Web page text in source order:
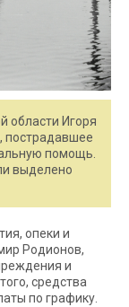
области Игоря
пострадавшее
помощь.
выделено
опеки и
Родионов,
и
средства
по графику.